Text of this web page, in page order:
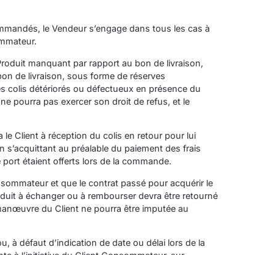
le Vendeur s’engage dans tous les cas à
manquant par rapport au bon de livraison,
de livraison, sous forme de réserves
colis détériorés ou défectueux en présence du
pourra pas exercer son droit de refus, et le
le Client à réception du colis en retour pour lui
s’acquittant au préalable du paiement des frais
étaient offerts lors de la commande.
et que le contrat passé pour acquérir le
à échanger ou à rembourser devra être retourné
du Client ne pourra être imputée au
à défaut d’indication de date ou délai lors de la